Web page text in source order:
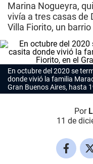
Marina Nogueyra,
vivía a tres casas de
Villa Fiorito, un
En octubre del 2020 se
donde vivió la familia
Gran Buenos Aires, hasta
Por
11 de